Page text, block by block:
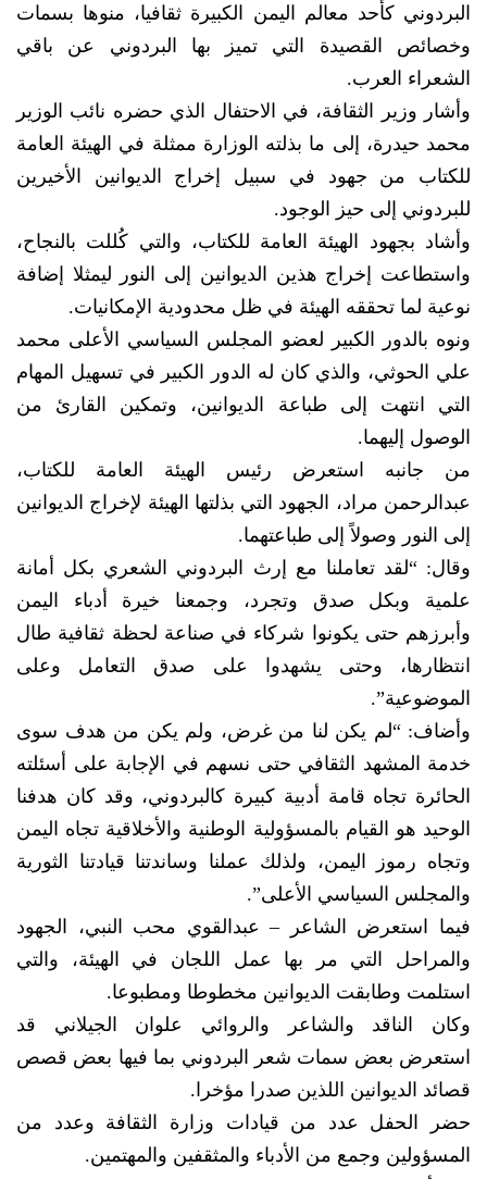
البردوني كأحد معالم اليمن الكبيرة ثقافيا، منوها بسمات
وخصائص القصيدة التي تميز بها البردوني عن باقي
الشعراء العرب.
وأشار وزير الثقافة، في الاحتفال الذي حضره نائب الوزير
محمد حيدرة، إلى ما بذلته الوزارة ممثلة في الهيئة العامة
للكتاب من جهود في سبيل إخراج الديوانين الأخيرين
للبردوني إلى حيز الوجود.
وأشاد بجهود الهيئة العامة للكتاب، والتي كُللت بالنجاح،
واستطاعت إخراج هذين الديوانين إلى النور ليمثلا إضافة
نوعية لما تحققه الهيئة في ظل محدودية الإمكانيات.
ونوه بالدور الكبير لعضو المجلس السياسي الأعلى محمد
علي الحوثي، والذي كان له الدور الكبير في تسهيل المهام
التي انتهت إلى طباعة الديوانين، وتمكين القارئ من
الوصول إليهما.
من جانبه استعرض رئيس الهيئة العامة للكتاب،
عبدالرحمن مراد، الجهود التي بذلتها الهيئة لإخراج الديوانين
إلى النور وصولاً إلى طباعتهما.
وقال: “لقد تعاملنا مع إرث البردوني الشعري بكل أمانة
علمية وبكل صدق وتجرد، وجمعنا خيرة أدباء اليمن
وأبرزهم حتى يكونوا شركاء في صناعة لحظة ثقافية طال
انتظارها، وحتى يشهدوا على صدق التعامل وعلى
الموضوعية”.
وأضاف: “لم يكن لنا من غرض، ولم يكن من هدف سوى
خدمة المشهد الثقافي حتى نسهم في الإجابة على أسئلته
الحائرة تجاه قامة أدبية كبيرة كالبردوني، وقد كان هدفنا
الوحيد هو القيام بالمسؤولية الوطنية والأخلاقية تجاه اليمن
وتجاه رموز اليمن، ولذلك عملنا وساندتنا قيادتنا الثورية
والمجلس السياسي الأعلى”.
فيما استعرض الشاعر – عبدالقوي محب النبي، الجهود
والمراحل التي مر بها عمل اللجان في الهيئة، والتي
استلمت وطابقت الديوانين مخطوطا ومطبوعا.
وكان الناقد والشاعر والروائي علوان الجيلاني قد
استعرض بعض سمات شعر البردوني بما فيها بعض قصص
قصائد الديوانين اللذين صدرا مؤخرا.
حضر الحفل عدد من قيادات وزارة الثقافة وعدد من
المسؤولين وجمع من الأدباء والمثقفين والمهتمين.